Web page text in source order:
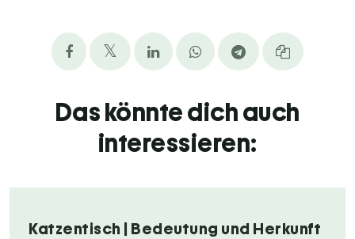
Das könnte dich auch
interessieren:
Katzentisch | Bedeutung und Herkunft